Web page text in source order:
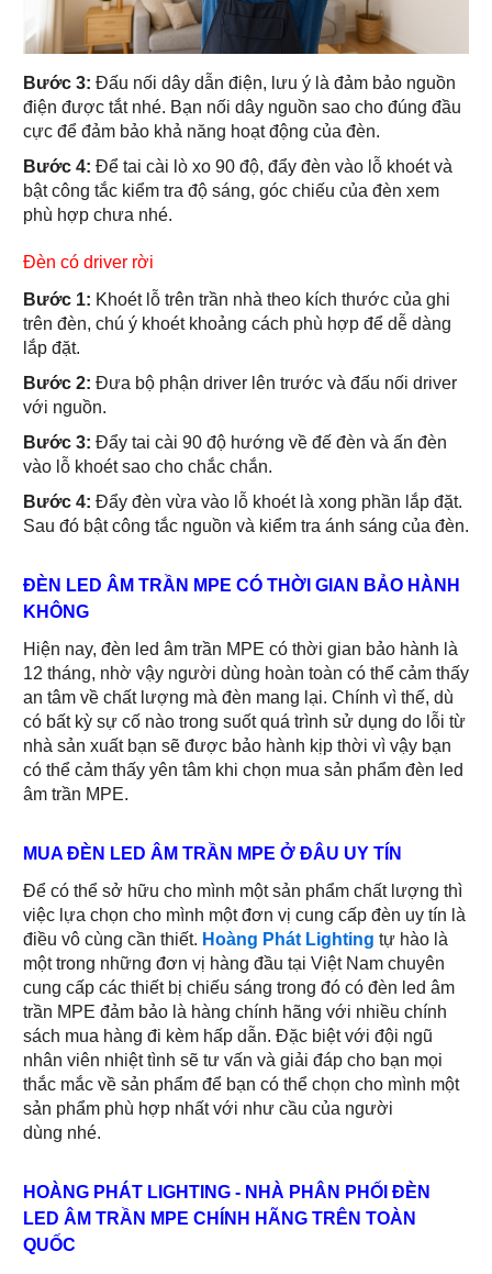
Bước 3: Đấu nối dây dẫn điện, lưu ý là đảm bảo nguồn
điện được tắt nhé. Bạn nối dây nguồn sao cho đúng đầu
cực để đảm bảo khả năng hoạt động của đèn.
Bước 4: Để tai cài lò xo 90 độ, đẩy đèn vào lỗ khoét và
bật công tắc kiểm tra độ sáng, góc chiếu của đèn xem
phù hợp chưa nhé.
Đèn có driver rời
Bước 1: Khoét lỗ trên trần nhà theo kích thước của ghi
trên đèn, chú ý khoét khoảng cách phù hợp để dễ dàng
lắp đặt.
Bước 2: Đưa bộ phận driver lên trước và đấu nối driver
với nguồn.
Bước 3: Đẩy tai cài 90 độ hướng về đế đèn và ấn đèn
vào lỗ khoét sao cho chắc chắn.
Bước 4: Đẩy đèn vừa vào lỗ khoét là xong phần lắp đặt.
Sau đó bật công tắc nguồn và kiểm tra ánh sáng của đèn.
ĐÈN LED ÂM TRẦN MPE CÓ THỜI GIAN BẢO HÀNH
KHÔNG
Hiện nay, đèn led âm trần MPE có thời gian bảo hành là
12 tháng, nhờ vậy người dùng hoàn toàn có thể cảm thấy
an tâm về chất lượng mà đèn mang lại. Chính vì thế, dù
có bất kỳ sự cố nào trong suốt quá trình sử dụng do lỗi từ
nhà sản xuất bạn sẽ được bảo hành kịp thời vì vậy bạn
có thể cảm thấy yên tâm khi chọn mua sản phẩm đèn led
âm trần MPE.
MUA ĐÈN LED ÂM TRẦN MPE Ở ĐÂU UY TÍN
Để có thể sở hữu cho mình một sản phẩm chất lượng thì
việc lựa chọn cho mình một đơn vị cung cấp đèn uy tín là
điều vô cùng cần thiết. Hoàng Phát Lighting tự hào là
một trong những đơn vị hàng đầu tại Việt Nam chuyên
cung cấp các thiết bị chiếu sáng trong đó có đèn led âm
trần MPE đảm bảo là hàng chính hãng với nhiều chính
sách mua hàng đi kèm hấp dẫn. Đặc biệt với đội ngũ
nhân viên nhiệt tình sẽ tư vấn và giải đáp cho bạn mọi
thắc mắc về sản phẩm để bạn có thể chọn cho mình một
sản phẩm phù hợp nhất với như cầu của người
dùng nhé.
HOÀNG PHÁT LIGHTING - NHÀ PHÂN PHỐI ĐÈN
LED ÂM TRẦN MPE CHÍNH HÃNG TRÊN TOÀN
QUỐC